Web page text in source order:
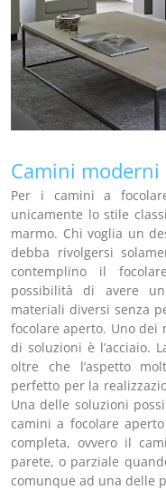
Camini
Per i camini a
unicamente lo stile
marmo. Chi voglia un
debba rivolgersi
contemplino il
possibilità di avere
materiali diversi senza
focolare aperto. Uno
di soluzioni è l’acciaio.
oltre che l’aspetto
perfetto per la
Una delle soluzioni
camini a focolare
completa, ovvero il
parete, o parziale
comunque ad una delle